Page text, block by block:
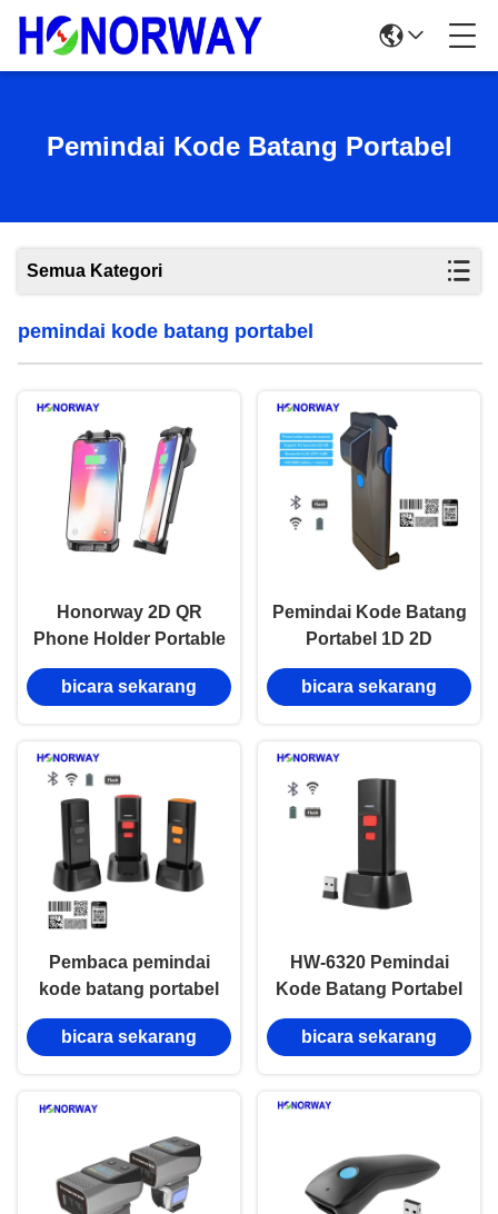
Pemindai Kode Batang Portabel
Semua Kategori
pemindai kode batang portabel
Honorway 2D QR
Phone Holder Portable
Barcode Scanner
dengan Bluetooth
Smartphone Back Clip
bicara sekarang
Pemindai Kode Batang
Portabel 1D 2D
Bluetooth Nirkabel
dengan Klip Belakang
bicara sekarang
Pembaca pemindai
kode batang portabel
genggam komunikasi
bluetooth tanpa kabel
bicara sekarang
HW-6320 Pemindai
Kode Batang Portabel
Nirkabel 2.4G Bluetooth
Mini Baru dengan
bicara sekarang